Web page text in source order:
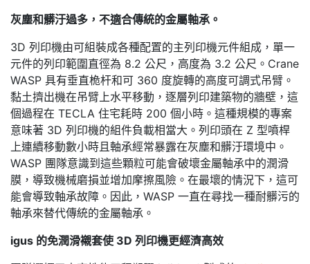
灰塵和髒汙過多，不適合傳統的金屬軸承。
3D 列印機由可組裝成各種配置的主列印機元件組成，單一
元件的列印範圍直徑為 8.2 公尺，高度為 3.2 公尺。Crane
WASP 具有垂直桅杆和可 360 度旋轉的高度可調式吊臂。
黏土擠出機在吊臂上水平移動，逐層列印建築物的牆壁，這
個過程在 TECLA 住宅耗時 200 個小時。這種規模的專案
意味著 3D 列印機的組件負載相當大。列印頭在 Z 型噴桿
上連續移動數小時且軸承經常暴露在灰塵和髒汙環境中。
WASP 團隊意識到這些顆粒可能會破壞金屬軸承中的潤滑
膜，導致機械磨損並增加摩擦風險。在最壞的情況下，這可
能會導致軸承故障。因此，WASP 一直在尋找一種耐髒污的
軸承來替代傳統的金屬軸承。
igus 的免潤滑襯套使 3D 列印機更經濟高效